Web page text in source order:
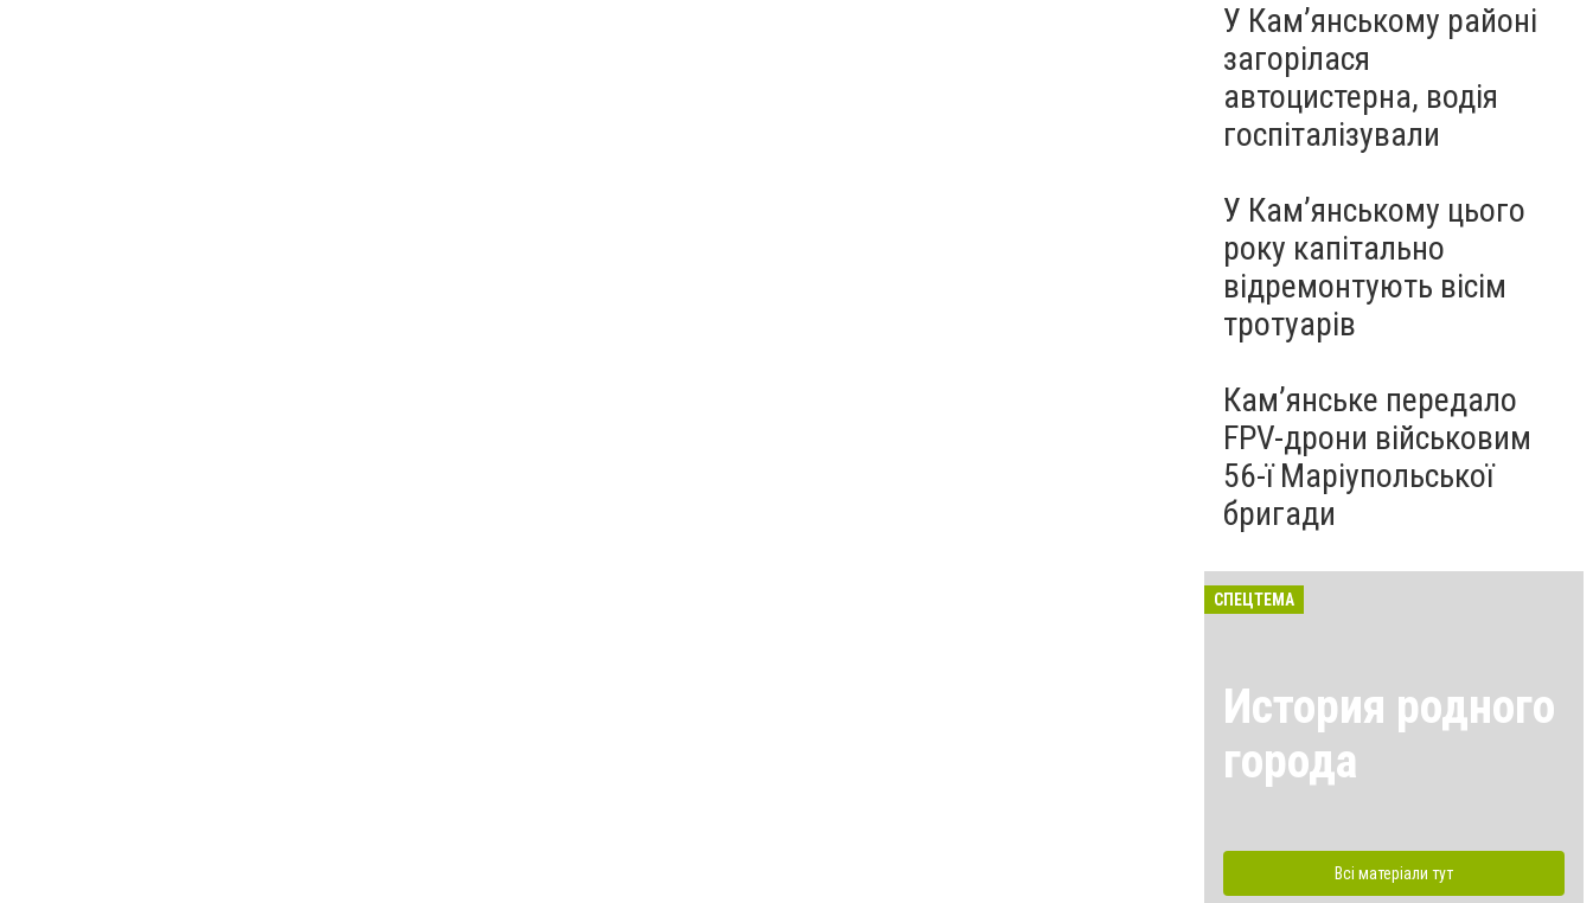
У Кам’янському районі
загорілася
автоцистерна, водія
госпіталізували
У Кам’янському цього
року капітально
відремонтують вісім
тротуарів
Кам’янське передало
FPV-дрони військовим
56-ї Маріупольської
бригади
СПЕЦТЕМА
История родного
города
Всі матеріали тут